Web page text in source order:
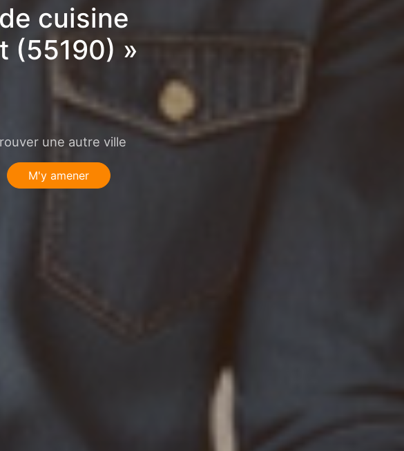
cuisine
(55190) »
une autre ville
M'y amener